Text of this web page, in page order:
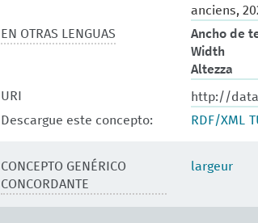
anciens,
EN OTRAS LENGUAS
Ancho de
Width
Altezza
URI
http://
Descargue este concepto:
RDF/XML
CONCEPTO GENÉRICO
CONCORDANTE
largeur